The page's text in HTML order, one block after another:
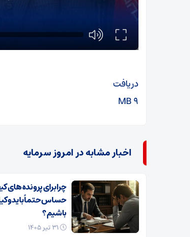
دریافت
۹ MB
اخبار مشابه در امروز سرمایه
چرا برای پرونده‌های
حساس حتماً باید
باشیم؟